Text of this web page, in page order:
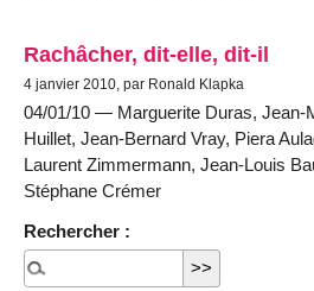
Rachâcher, dit-elle, dit-il
4 janvier 2010, par Ronald Klapka
04/01/10 — Marguerite Duras, Jean-
Huillet, Jean-Bernard Vray, Piera
Laurent Zimmermann, Jean-Louis
Stéphane Crémer
Rechercher :